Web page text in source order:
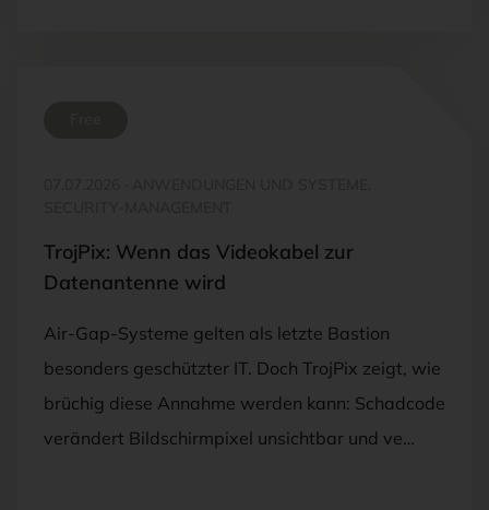
TrojPix: Wenn das Videokabel zur
Datenantenne wird
Air-Gap-Systeme gelten als letzte Bastion
besonders geschützter IT. Doch TrojPix zeigt, wie
brüchig diese Annahme werden kann: Schadcode
verändert Bildschirmpixel unsichtbar und ve…